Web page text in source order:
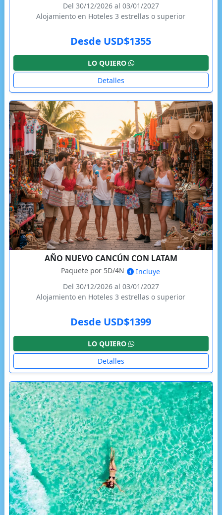
Del 30/12/2026 al 03/01/2027
Alojamiento en Hoteles 3 estrellas o superior
Desde USD$1355
LO QUIERO
Detalles
AÑO NUEVO CANCÚN CON LATAM
Paquete por 5D/4N
Incluye
Del 30/12/2026 al 03/01/2027
Alojamiento en Hoteles 3 estrellas o superior
Desde USD$1399
LO QUIERO
Detalles